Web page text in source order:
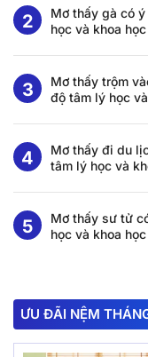
Mơ thấy gà có
học và khoa
Mơ thấy trộm
độ tâm lý học
Mơ thấy đi du
tâm lý học và
Mơ thấy sư tử
học và khoa
ƯU ĐÃI NỆM